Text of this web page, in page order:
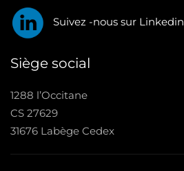
Suivez -nous sur Linkedin
Siège social
1288 l’Occitane
CS 27629
31676 Labège Cedex